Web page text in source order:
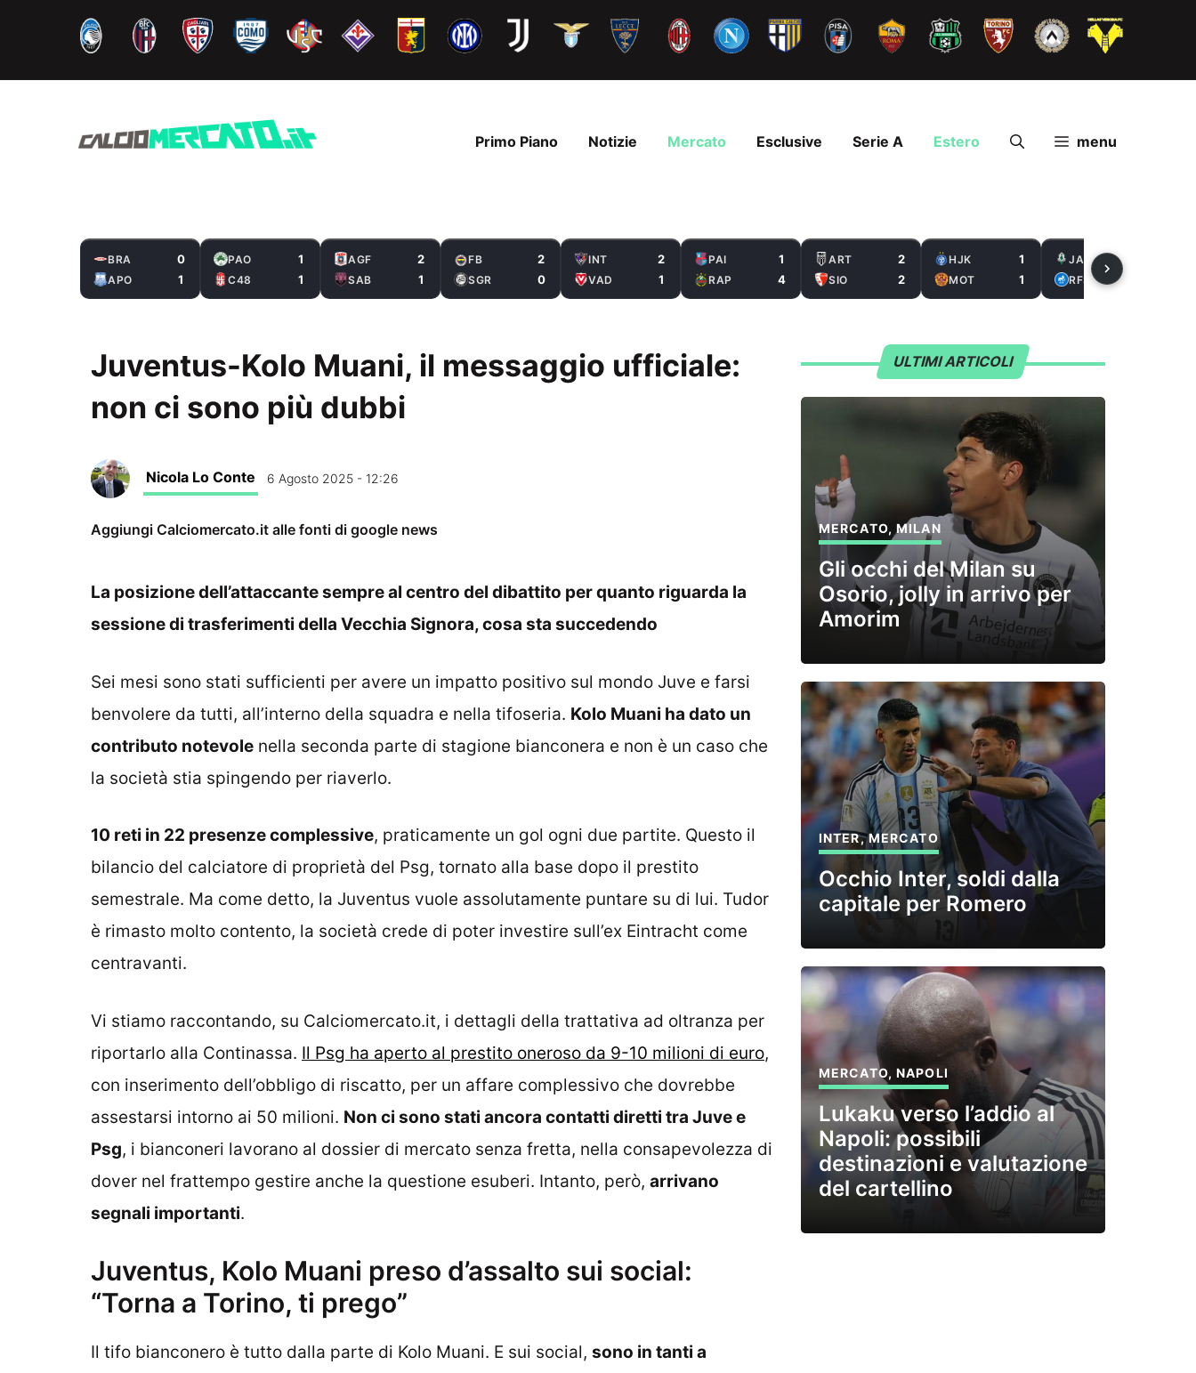
contenuto
Primo Piano Notizie Mercato Esclusive Serie A Estero menu
BRA 0
APO 1
PAO 1
C48 1
AGF 2
SAB 1
FB 2
SGR 0
INT 2
VAD 1
PAI 1
RAP 4
ART 2
SIO 2
HJK 1
MOT 1
JAB
RFS
Juventus-Kolo Muani, il messaggio ufficiale:
non ci sono più dubbi
Nicola Lo Conte 6 Agosto 2025 - 12:26
Aggiungi Calciomercato.it alle fonti di google news
La posizione dell’attaccante sempre al centro del dibattito per quanto riguarda la
sessione di trasferimenti della Vecchia Signora, cosa sta succedendo
Sei mesi sono stati sufficienti per avere un impatto positivo sul mondo Juve e farsi
benvolere da tutti, all’interno della squadra e nella tifoseria. Kolo Muani ha dato un
contributo notevole nella seconda parte di stagione bianconera e non è un caso che
la società stia spingendo per riaverlo.
10 reti in 22 presenze complessive, praticamente un gol ogni due partite. Questo il
bilancio del calciatore di proprietà del Psg, tornato alla base dopo il prestito
semestrale. Ma come detto, la Juventus vuole assolutamente puntare su di lui. Tudor
è rimasto molto contento, la società crede di poter investire sull’ex Eintracht come
centravanti.
Vi stiamo raccontando, su Calciomercato.it, i dettagli della trattativa ad oltranza per
riportarlo alla Continassa. Il Psg ha aperto al prestito oneroso da 9-10 milioni di euro,
con inserimento dell’obbligo di riscatto, per un affare complessivo che dovrebbe
assestarsi intorno ai 50 milioni. Non ci sono stati ancora contatti diretti tra Juve e
Psg, i bianconeri lavorano al dossier di mercato senza fretta, nella consapevolezza di
dover nel frattempo gestire anche la questione esuberi. Intanto, però, arrivano
segnali importanti.
Juventus, Kolo Muani preso d’assalto sui social:
“Torna a Torino, ti prego”
Il tifo bianconero è tutto dalla parte di Kolo Muani. E sui social, sono in tanti a
ULTIMI ARTICOLI
MERCATO,MILAN
Gli occhi del Milan su
Osorio, jolly in arrivo per
Amorim
INTER,MERCATO
Occhio Inter, soldi dalla
capitale per Romero
MERCATO,NAPOLI
Lukaku verso l’addio al
Napoli: possibili
destinazioni e valutazione
del cartellino